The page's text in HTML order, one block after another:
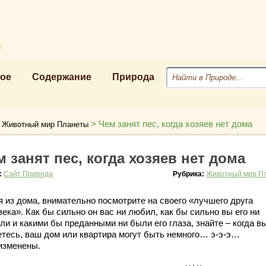
Содержание Природа
Животный мир Планеты > Чем занят пес, когда хозяев нет дома
занят пес, когда хозяев нет дома
Сайт Природа Рубрика: Животный мир
из дома, внимательно посмотрите на своего «лучшего друга
Как бы сильно он вас ни любил, как бы сильно вы его ни
и какими бы преданными ни были его глаза, знайте – когда
ваш дом или квартира могут быть немного… э-э-э…